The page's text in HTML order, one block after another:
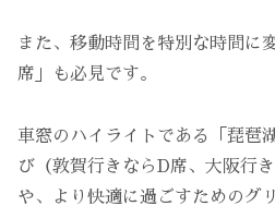
また、移動時間を特別な時間に
席」も必見です。
車窓のハイライトである「琵琶
び（敦賀行きならD席、大阪行
や、より快適に過ごすためのグ